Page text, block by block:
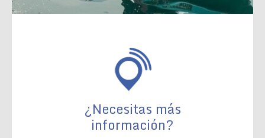
¿Necesitas más
información?